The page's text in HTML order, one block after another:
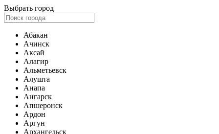
Выбрать город
Абакан
Ачинск
Аксай
Алагир
Альметьевск
Алушта
Анапа
Ангарск
Апшеронск
Ардон
Аргун
Архангельск